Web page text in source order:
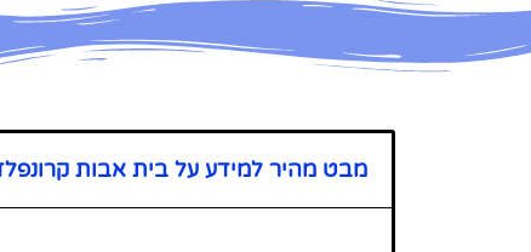
מבט מהיר למידע על בית אבות